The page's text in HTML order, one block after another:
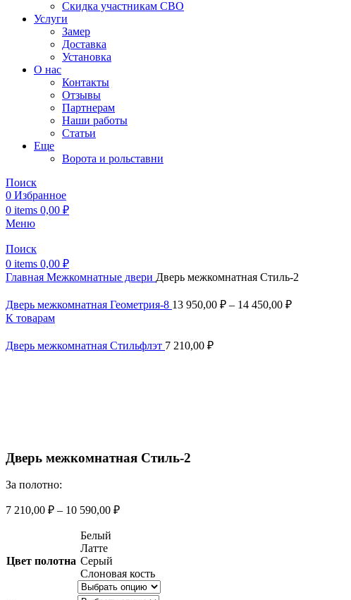
Скидка участникам СВО
Услуги
Замер
Доставка
Установка
О нас
Контакты
Отзывы
Партнерам
Наши работы
Статьи
Еще
Ворота и рольставни
Поиск
0 Избранное
0 items 0,00 ₽
Меню
Поиск
0 items 0,00 ₽
Главная Межкомнатные двери Дверь межкомнатная Стиль-2
Дверь межкомнатная Геометрия-8 13 950,00 ₽ – 14 450,00 ₽
К товарам
Дверь межкомнатная Стильфлэт 7 210,00 ₽
Дверь межкомнатная Стиль-2
За полотно:
7 210,00 ₽ – 10 590,00 ₽
Цвет полотна
Белый
Латте
Серый
Слоновая кость